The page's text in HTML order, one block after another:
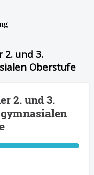
2. und 3.
Oberstufe
2. und 3.